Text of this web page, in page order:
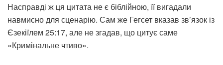
Насправді ж ця цитата не є біблійною, її вигадали
навмисно для сценарію. Сам же Гегсет вказав зв’язок із
Єзекіїлем 25:17, але не згадав, що цитує саме
«Кримінальне чтиво».